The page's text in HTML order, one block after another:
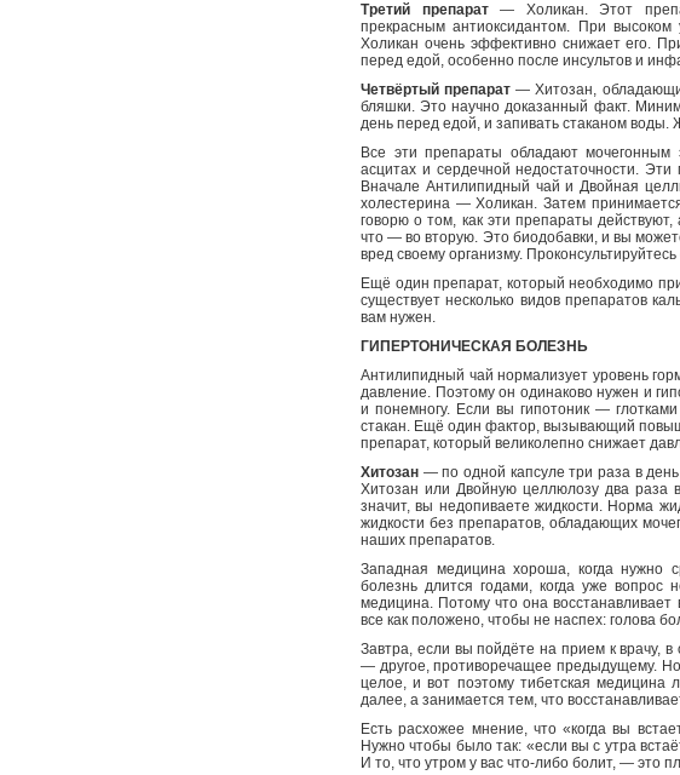
Третий препарат— Холикан. Этот
прекрасным антиоксидантом. При
Холикан очень эффективно снижает его.
перед едой, особенно после инсультов и
Четвёртый препарат — Хитозан,
бляшки. Это научно доказанный факт.
день перед едой, и запивать стаканом воды.
Все эти препараты обладают
асцитах и сердечной недостаточности.
Вначале Антилипидный чай и Двойная
холестерина — Холикан. Затем
говорю о том, как эти препараты
что — во вторую. Это биодобавки, и вы
вред своему организму.
Ещё один препарат, который необходимо
существует несколько видов препаратов
вам нужен.
ГИПЕРТОНИЧЕСКАЯ БОЛЕЗНЬ
Антилипидный чай нормализует уровень
давление. Поэтому он одинаково нужен и
и понемногу. Если вы гипотоник —
стакан. Ещё один фактор, вызывающий
препарат, который великолепно снижает
Хитозан — по одной капсуле три раза в
Хитозан или Двойную целлюлозу два раза
значит, вы недопиваете жидкости. Норма
жидкости без препаратов, обладающих
наших препаратов.
Западная медицина хороша, когда нужно
болезнь длится годами, когда уже
медицина. Потому что она
все как положено, чтобы не наспех: голова
Завтра, если вы пойдёте на прием к врачу,
— другое, противоречащее предыдущему.
целое, и вот поэтому тибетская медицина
далее, а занимается тем, что
Есть расхожее мнение, что «когда вы
Нужно чтобы было так: «если вы с утра
И то, что утром у вас что-либо болит, — это